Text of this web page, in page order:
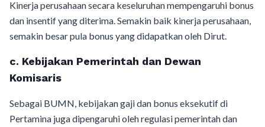
Kinerja perusahaan secara keseluruhan mempengaruhi bonus
dan insentif yang diterima. Semakin baik kinerja perusahaan,
semakin besar pula bonus yang didapatkan oleh Dirut.
c. Kebijakan Pemerintah dan Dewan
Komisaris
Sebagai BUMN, kebijakan gaji dan bonus eksekutif di
Pertamina juga dipengaruhi oleh regulasi pemerintah dan